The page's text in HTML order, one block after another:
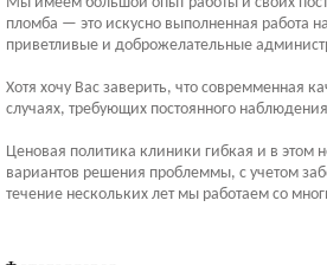
пломба — это искусно выполненная работа
приветливые и доброжелательные
Хотя хочу Вас заверить, что совремменная
случаях, требующих постоянного
Ценовая политика клиники гибкая и в этом
вариантов решения проблеммы, с учетом
течение нескольких лет мы работаем со